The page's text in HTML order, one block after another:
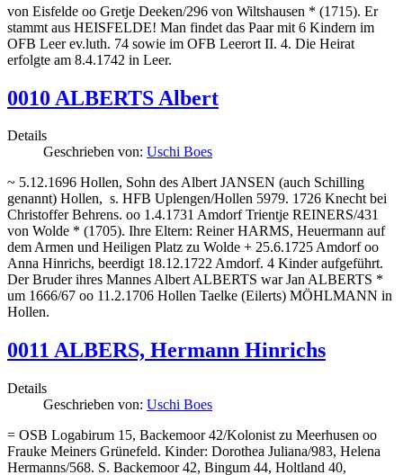
von Eisfelde oo Gretje Deeken/296 von Wiltshausen * (1715). Er
stammt aus HEISFELDE! Man findet das Paar mit 6 Kindern im
OFB Leer ev.luth. 74 sowie im OFB Leerort II. 4. Die Heirat
erfolgte am 8.4.1742 in Leer.
0010 ALBERTS Albert
Details
Geschrieben von: Uschi Boes
~ 5.12.1696 Hollen, Sohn des Albert JANSEN (auch Schilling
genannt) Hollen, s. HFB Uplengen/Hollen 5979. 1726 Knecht bei
Christoffer Behrens. oo 1.4.1731 Amdorf Trientje REINERS/431
von Wolde * (1705). Ihre Eltern: Reiner HARMS, Heuermann auf
dem Armen und Heiligen Platz zu Wolde + 25.6.1725 Amdorf oo
Anna Hinrichs, beerdigt 18.12.1722 Amdorf. 4 Kinder aufgeführt.
Der Bruder ihres Mannes Albert ALBERTS war Jan ALBERTS *
um 1666/67 oo 11.2.1706 Hollen Taelke (Eilerts) MÖHLMANN in
Hollen.
0011 ALBERS, Hermann Hinrichs
Details
Geschrieben von: Uschi Boes
= OSB Logabirum 15, Backemoor 42/Kolonist zu Meerhusen oo
Frauke Meiners Grünefeld. Kinder: Dorothea Juliana/983, Helena
Hermanns/568. S. Backemoor 42, Bingum 44, Holtland 40,